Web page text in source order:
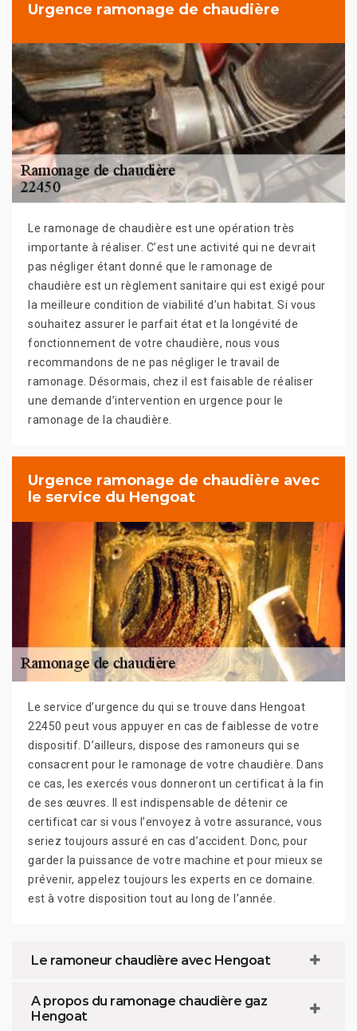
Urgence ramonage de chaudière
Le ramonage de chaudière est une opération très
importante à réaliser. C’est une activité qui ne devrait
pas négliger étant donné que le ramonage de
chaudière est un règlement sanitaire qui est exigé pour
la meilleure condition de viabilité d’un habitat. Si vous
souhaitez assurer le parfait état et la longévité de
fonctionnement de votre chaudière, nous vous
recommandons de ne pas négliger le travail de
ramonage. Désormais, chez il est faisable de réaliser
une demande d’intervention en urgence pour le
ramonage de la chaudière.
Urgence ramonage de chaudière avec
le service du Hengoat
Le service d’urgence du qui se trouve dans Hengoat
22450 peut vous appuyer en cas de faiblesse de votre
dispositif. D’ailleurs, dispose des ramoneurs qui se
consacrent pour le ramonage de votre chaudière. Dans
ce cas, les exercés vous donneront un certificat à la fin
de ses œuvres. Il est indispensable de détenir ce
certificat car si vous l’envoyez à votre assurance, vous
seriez toujours assuré en cas d’accident. Donc, pour
garder la puissance de votre machine et pour mieux se
prévenir, appelez toujours les experts en ce domaine.
est à votre disposition tout au long de l’année.
Le ramoneur chaudière avec Hengoat
A propos du ramonage chaudière gaz
Hengoat